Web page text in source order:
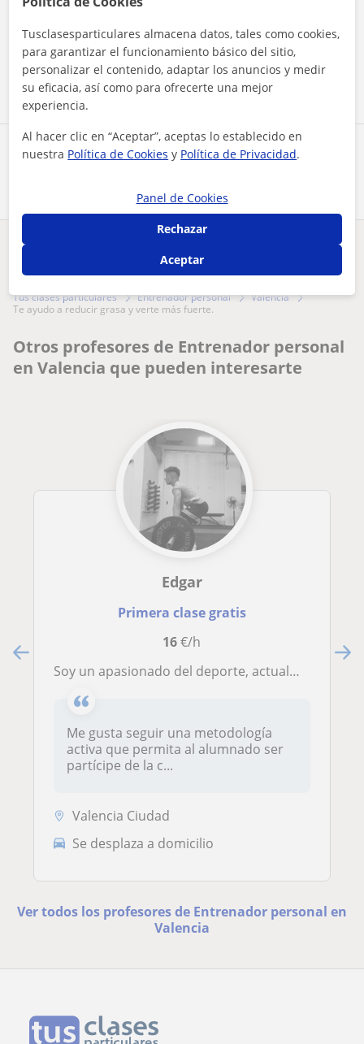
Comparte a este profesor
Contactar ahora
¿Hay algún error en este perfil?
Tus clases particulares Entrenador personal
Valencia
te ayudo a reducir grasa y verte más fuerte.
Otros profesores de Entrenador personal
en Valencia que pueden interesarte
Edgar
Primera clase gratis
16€/h
Soy un apasionado del deporte, actualmente trabajo en la clínica de longevidad más grande de Europa, el balneario de Cofrentes
Me gusta seguir una metodología
activa que permita al alumnado ser
partícipe de la c...
Valencia Ciudad
Se desplaza a domicilio
Ver todos los profesores de Entrenador personal en
Valencia
Tusclasesparticulares almacena datos, tales como cookies,
para garantizar el funcionamiento básico del sitio,
personalizar el contenido, adaptar los anuncios y medir
su eficacia, así como para ofrecerte una mejor
experiencia.
Al hacer clic en “Aceptar”, aceptas lo establecido en
nuestra Política de Cookies y Política de Privacidad.
Panel de Cookies
Rechazar
Aceptar